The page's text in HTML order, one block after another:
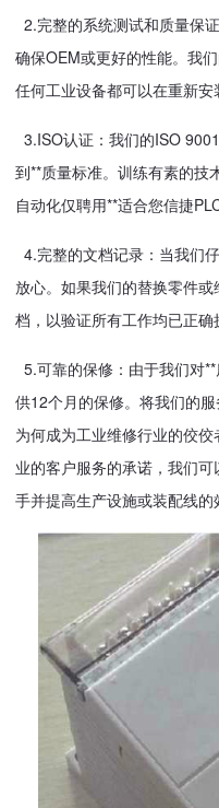
2.完整的系统测试和质量保
确保OEM或更好的性能。我
任何工业设备都可以在重新安
3.ISO认证：我们的ISO
到**质量标准。训练有素的技
自动化仅聘用**适合您信捷
4.完整的文档记录：当我们
放心。如果我们的替换零件
档，以验证所有工作均已正确
5.可靠的保修：由于我们对
供12个月的保修。将我们的
为何成为工业维修行业的佼
业的客户服务的承诺，我们
手并提高生产设施或装配线的